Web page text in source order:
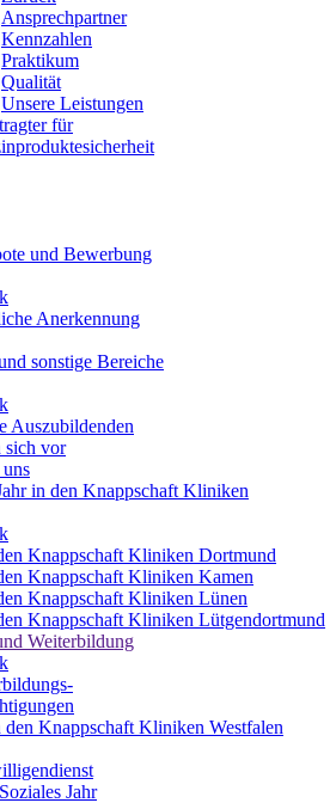
Ansprechpartner
Kennzahlen
Praktikum
Qualität
Unsere Leistungen
für
und Bewerbung
Anerkennung
sonstige Bereiche
Auszubildenden
sich vor
in den Knappschaft Kliniken
Knappschaft Kliniken Dortmund
Knappschaft Kliniken Kamen
Knappschaft Kliniken Lünen
Knappschaft Kliniken Lütgendortmund
Weiterbildung
den Knappschaft Kliniken Westfalen
Jahr